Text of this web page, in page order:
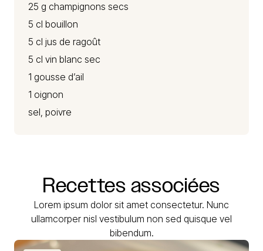
25 g champignons secs
5 cl bouillon
5 cl jus de ragoût
5 cl vin blanc sec
1 gousse d’ail
1 oignon
sel, poivre
Recettes associées
Lorem ipsum dolor sit amet consectetur. Nunc
ullamcorper nisl vestibulum non sed quisque vel
bibendum.